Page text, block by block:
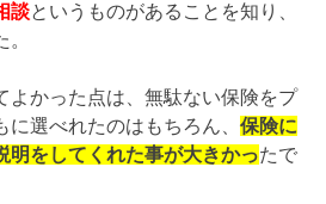
談というものがあることを知り、
よかった点は、無駄ない保険をプ
に選べれたのはもちろん、 保険に
明をしてくれた事が大きかったで